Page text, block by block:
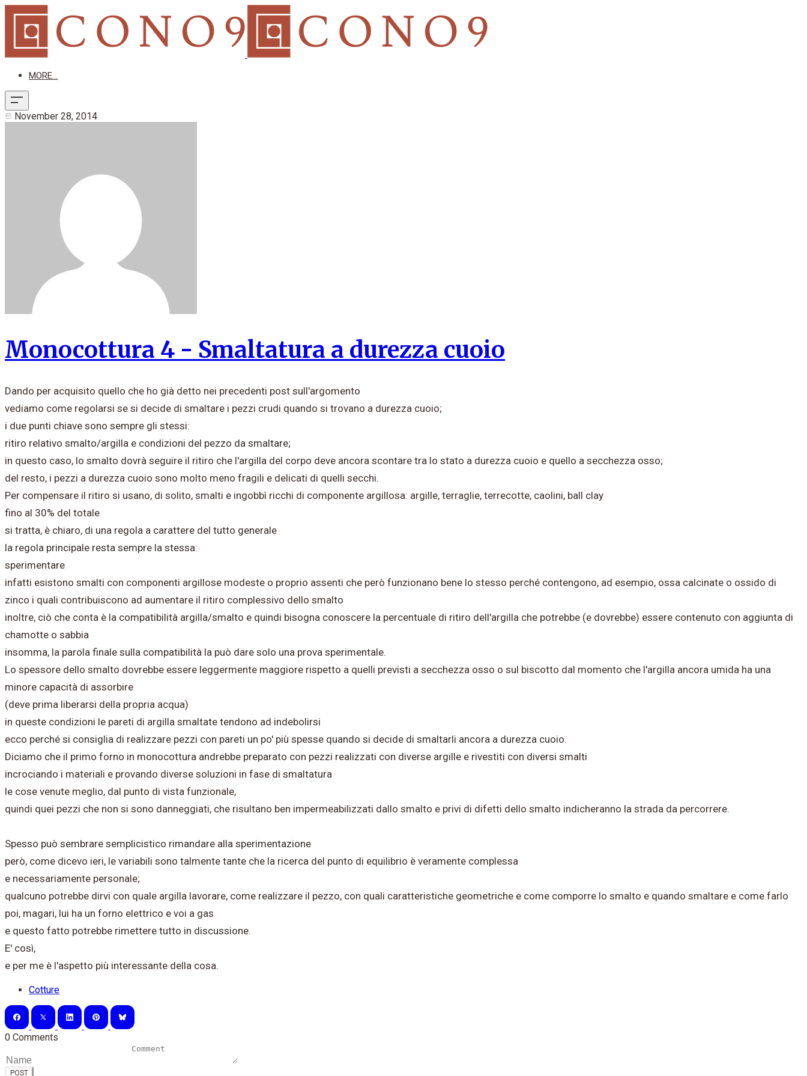
MORE...
November 28, 2014
Monocottura 4 - Smaltatura a durezza cuoio
Dando per acquisito quello che ho già detto nei precedenti post sull'argomento
vediamo come regolarsi se si decide di smaltare i pezzi crudi quando si trovano a durezza cuoio;
i due punti chiave sono sempre gli stessi:
ritiro relativo smalto/argilla e condizioni del pezzo da smaltare;
in questo caso, lo smalto dovrà seguire il ritiro che l'argilla del corpo deve ancora scontare tra lo stato a durezza cuoio e quello a secchezza osso;
del resto, i pezzi a durezza cuoio sono molto meno fragili e delicati di quelli secchi.
Per compensare il ritiro si usano, di solito, smalti e ingobbì ricchi di componente argillosa: argille, terraglie, terrecotte, caolini, ball clay
fino al 30% del totale
si tratta, è chiaro, di una regola a carattere del tutto generale
la regola principale resta sempre la stessa:
sperimentare
infatti esistono smalti con componenti argillose modeste o proprio assenti che però funzionano bene lo stesso perché contengono, ad esempio, ossa calcinate o ossido di
zinco i quali contribuiscono ad aumentare il ritiro complessivo dello smalto
inoltre, ciò che conta è la compatibilità argilla/smalto e quindi bisogna conoscere la percentuale di ritiro dell'argilla che potrebbe (e dovrebbe) essere contenuto con aggiunta di
chamotte o sabbia
insomma, la parola finale sulla compatibilità la può dare solo una prova sperimentale.
Lo spessore dello smalto dovrebbe essere leggermente maggiore rispetto a quelli previsti a secchezza osso o sul biscotto dal momento che l'argilla ancora umida ha una
minore capacità di assorbire
(deve prima liberarsi della propria acqua)
in queste condizioni le pareti di argilla smaltate tendono ad indebolirsi
ecco perché si consiglia di realizzare pezzi con pareti un po' più spesse quando si decide di smaltarli ancora a durezza cuoio.
Diciamo che il primo forno in monocottura andrebbe preparato con pezzi realizzati con diverse argille e rivestiti con diversi smalti
incrociando i materiali e provando diverse soluzioni in fase di smaltatura
le cose venute meglio, dal punto di vista funzionale,
quindi quei pezzi che non si sono danneggiati, che risultano ben impermeabilizzati dallo smalto e privi di difetti dello smalto indicheranno la strada da percorrere.
Spesso può sembrare semplicistico rimandare alla sperimentazione
però, come dicevo ieri, le variabili sono talmente tante che la ricerca del punto di equilibrio è veramente complessa
e necessariamente personale;
qualcuno potrebbe dirvi con quale argilla lavorare, come realizzare il pezzo, con quali caratteristiche geometriche e come comporre lo smalto e quando smaltare e come farlo
poi, magari, lui ha un forno elettrico e voi a gas
e questo fatto potrebbe rimettere tutto in discussione.
E' così,
e per me è l'aspetto più interessante della cosa.
Cotture
0 Comments
POST